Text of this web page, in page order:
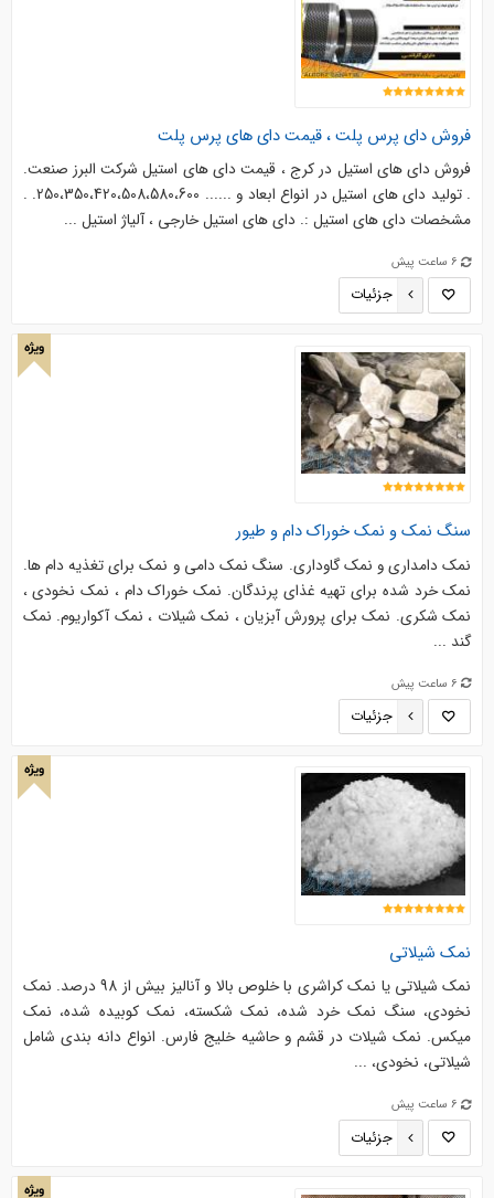
فروش دای پرس پلت ، قیمت دای های پرس پلت
فروش دای های استیل در کرج ، قیمت دای های استیل شرکت البرز صنعت.
. تولید دای های استیل در انواع ابعاد و ...... 250،350،420،508،580،600. .
مشخصات دای های استیل :. دای های استیل خارجی ، آلیاژ استیل ...
6 ساعت پیش
جزئیات
ویژه
سنگ نمک و نمک خوراک دام و طیور
نمک دامداری و نمک گاوداری. سنگ نمک دامی و نمک برای تغذیه دام ها.
نمک خرد شده برای تهیه غذای پرندگان. نمک خوراک دام ، نمک نخودی ،
نمک شکری. نمک برای پرورش آبزیان ، نمک شیلات ، نمک آکواریوم. نمک
گند ...
6 ساعت پیش
جزئیات
ویژه
نمک شیلاتي
نمک شیلاتی یا نمک کراشری با خلوص بالا و آنالیز بیش از 98 درصد. نمک
نخودی، سنگ نمك خرد شده، نمک شکسته، نمك کوبیده شده، نمك
میکس. نمک شیلات در قشم و حاشیه خلیج فارس. انواع دانه بندی شامل
شیلاتی، نخودی، ...
6 ساعت پیش
جزئیات
ویژه